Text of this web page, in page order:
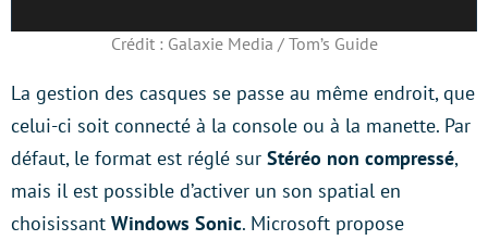
Crédit : Galaxie Media / Tom’s Guide
La gestion des casques se passe au même endroit, que
celui-ci soit connecté à la console ou à la manette. Par
défaut, le format est réglé sur Stéréo non compressé,
mais il est possible d’activer un son spatial en
choisissant Windows Sonic. Microsoft propose